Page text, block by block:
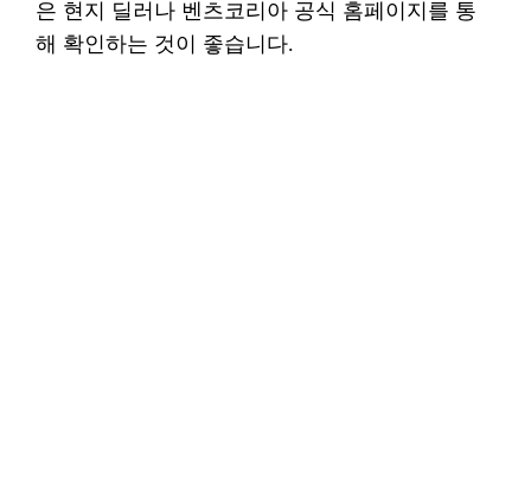
은 현지 딜러나 벤츠코리아 공식 홈페이지를 통
해 확인하는 것이 좋습니다.